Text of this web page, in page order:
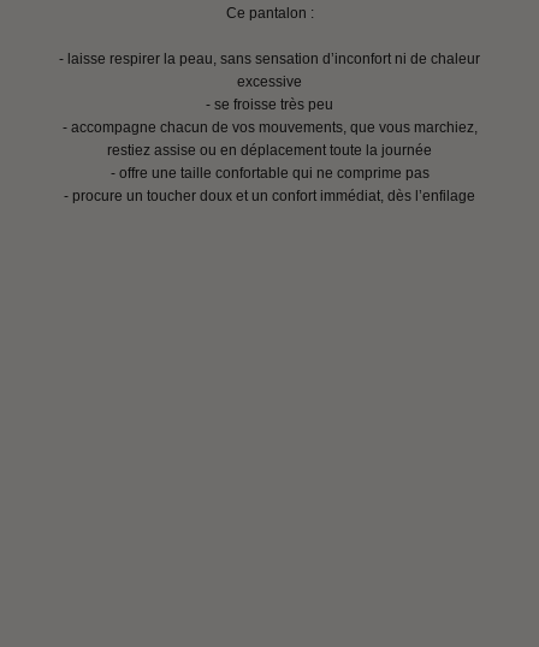
Ce pantalon :
- laisse respirer la peau, sans sensation d’inconfort ni de chaleur
excessive
- se froisse très peu
- accompagne chacun de vos mouvements, que vous marchiez,
restiez assise ou en déplacement toute la journée
- offre une taille confortable qui ne comprime pas
- procure un toucher doux et un confort immédiat, dès l’enfilage